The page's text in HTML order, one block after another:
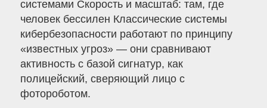
системами Скорость и масштаб: там, где
человек бессилен Классические системы
кибербезопасности работают по принципу
«известных угроз» — они сравнивают
активность с базой сигнатур, как
полицейский, сверяющий лицо с
фотороботом.